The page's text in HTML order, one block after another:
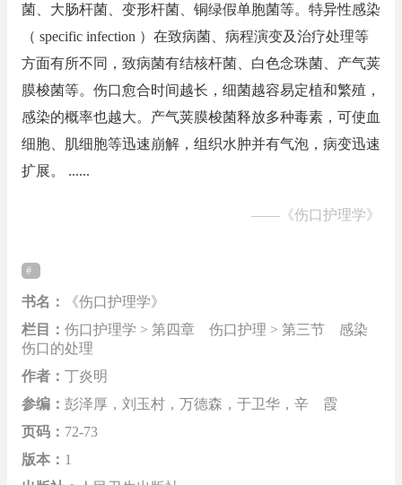
菌、大肠杆菌、变形杆菌、铜绿假单胞菌等。特异性感染
（ specific infection ）在致病菌、病程演变及治疗处理等
方面有所不同，致病菌有结核杆菌、白色念珠菌、产气荚
膜梭菌等。伤口愈合时间越长，细菌越容易定植和繁殖，
感染的概率也越大。产气荚膜梭菌释放多种毒素，可使血
细胞、肌细胞等迅速崩解，组织水肿并有气泡，病变迅速
扩展。 ......
—— 《伤口护理学》
书名：
《伤口护理学》
栏目： 伤口护理学 > 第四章 伤口护理 > 第三节 感染
伤口的处理
作者： 丁炎明
参编： 彭泽厚，刘玉村，万德森，于卫华，辛 霞
页码： 72-73
版本： 1